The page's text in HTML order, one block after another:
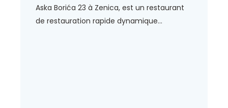
Aska Borića 23 à Zenica, est un restaurant
de restauration rapide dynamique...